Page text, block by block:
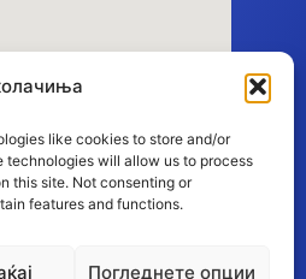
like cookies to store and/or
will allow us to process
this site. Not consenting or
features and functions.
Погледнете опции